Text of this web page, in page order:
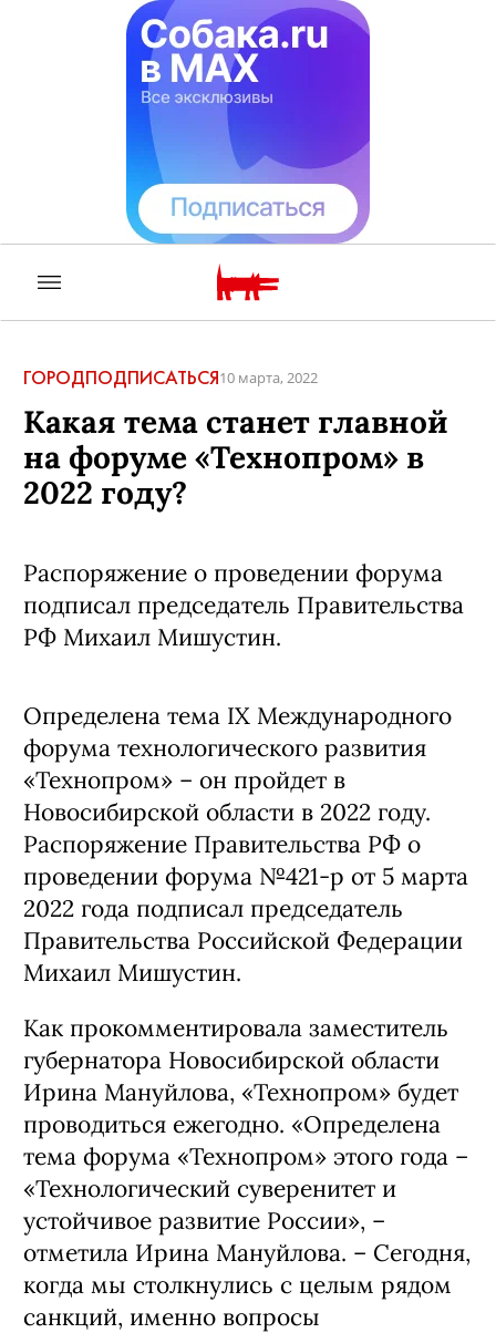
ГОРОДПОДПИСАТЬСЯ10 марта, 2022
Какая тема станет главной
на форуме «Технопром» в
2022 году?
Распоряжение о проведении форума
подписал председатель Правительства
РФ Михаил Мишустин.
Определена тема IX Международного
форума технологического развития
«Технопром» – он пройдет в
Новосибирской области в 2022 году.
Распоряжение Правительства РФ о
проведении форума №421-р от 5 марта
2022 года подписал председатель
Правительства Российской Федерации
Михаил Мишустин.
Как прокомментировала заместитель
губернатора Новосибирской области
Ирина Мануйлова, «Технопром» будет
проводиться ежегодно. «Определена
тема форума «Технопром» этого года –
«Технологический суверенитет и
устойчивое развитие России», –
отметила Ирина Мануйлова. – Сегодня,
когда мы столкнулись с целым рядом
санкций, именно вопросы